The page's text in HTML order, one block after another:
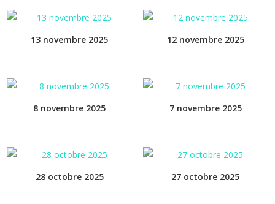
13 novembre 2025 12 novembre 2025
8 novembre 2025 7 novembre 2025
28 octobre 2025 27 octobre 2025